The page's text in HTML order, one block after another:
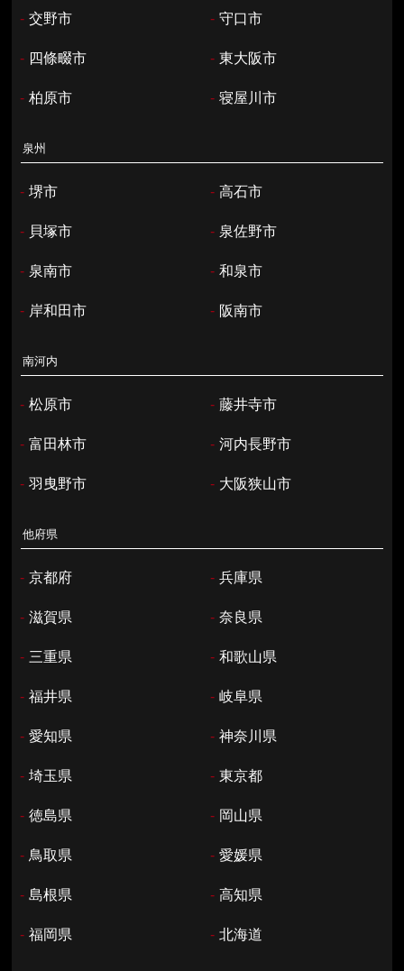
- 交野市 - 守口市
- 四條畷市 - 東大阪市
- 柏原市 - 寝屋川市
泉州
- 堺市 - 高石市
- 貝塚市 - 泉佐野市
- 泉南市 - 和泉市
- 岸和田市 - 阪南市
南河内
- 松原市 - 藤井寺市
- 富田林市 - 河内長野市
- 羽曳野市 - 大阪狭山市
他府県
- 京都府 - 兵庫県
- 滋賀県 - 奈良県
- 三重県 - 和歌山県
- 福井県 - 岐阜県
- 愛知県 - 神奈川県
- 埼玉県 - 東京都
- 徳島県 - 岡山県
- 鳥取県 - 愛媛県
- 島根県 - 高知県
- 福岡県 - 北海道